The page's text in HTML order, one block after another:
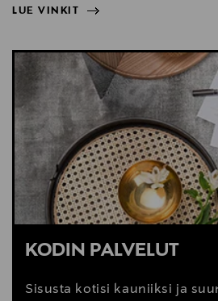
LUE VINKIT
LUE VINKIT
KODIN PALVELUT
Sisusta kotisi kauniiksi ja